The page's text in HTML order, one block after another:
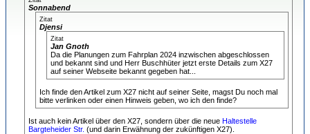
Sonnabend
Zitat
Djensi
Zitat
Jan Gnoth
Da die Planungen zum Fahrplan 2024 inzwischen abgeschlossen
und bekannt sind und Herr Buschhüter jetzt erste Details zum X27
auf seiner Webseite bekannt gegeben hat...
Ich finde den Artikel zum X27 nicht auf seiner Seite, magst Du noch mal
bitte verlinken oder einen Hinweis geben, wo ich den finde?
Ist auch kein Artikel über den X27, sondern über die neue Haltestelle
Bargteheider Str. (und darin Erwähnung der zukünftigen X27).